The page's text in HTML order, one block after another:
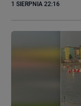
1 SIERPNIA 22:16